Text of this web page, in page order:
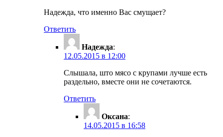
Надежда, что именно Вас смущает?
Ответить
Надежда:
12.05.2015 в 12:00
Слышала, што мясо с крупами лучше есть
раздельно, вместе они не сочетаются.
Ответить
Оксана:
14.05.2015 в 16:58